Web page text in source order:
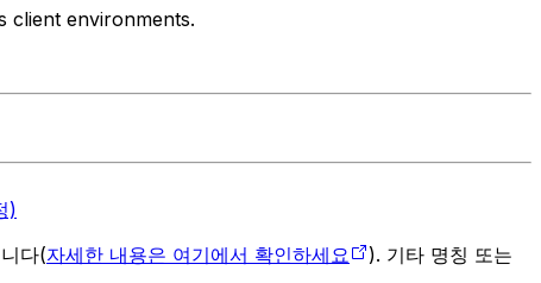
client environments.
)
다(자세한 내용은 여기에서 확인하세요
). 기타 명칭 또는